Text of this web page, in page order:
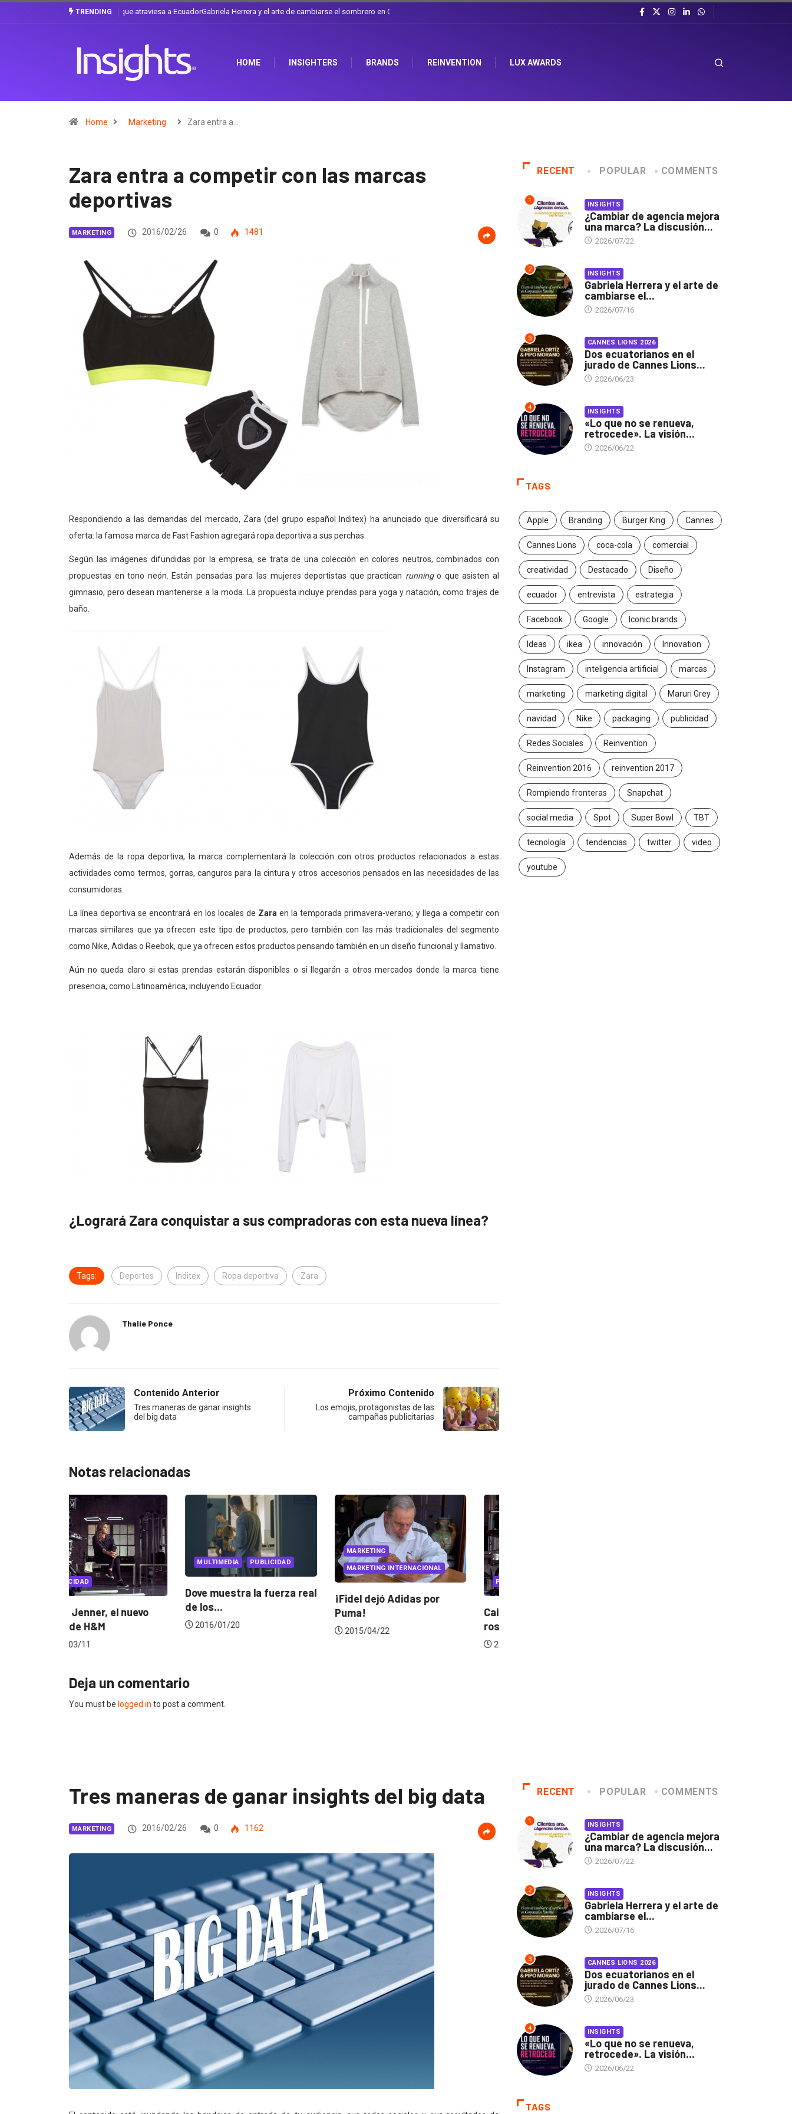
TRENDING Gabriela Herrera y el arte de cambiarse el sombrero en Corporación Favorita
HOME INSIGHTERS BRANDS REINVENTION LUX AWARDS
Home Marketing Zara entra a…
Zara entra a competir con las marcas
deportivas
MARKETING 2016/02/26 0 1481
Respondiendo a las demandas del mercado, Zara (del grupo español Inditex) ha anunciado que diversificará su
oferta: la famosa marca de Fast Fashion agregará ropa deportiva a sus perchas.
Según las imágenes difundidas por la empresa, se trata de una colección en colores neutros, combinados con
propuestas en tono neón. Están pensadas para las mujeres deportistas que practican runningo que asisten al
gimnasio, pero desean mantenerse a la moda. La propuesta incluye prendas para yoga y natación, como trajes de
baño.
Además de la ropa deportiva, la marca complementará la colección con otros productos relacionados a estas
actividades como termos, gorras, canguros para la cintura y otros accesorios pensados en las necesidades de las
consumidoras.
La línea deportiva se encontrará en los locales de Zara en la temporada primavera-verano; y llega a competir con
marcas similares que ya ofrecen este tipo de productos, pero también con las más tradicionales del segmento
como Nike, Adidas o Reebok, que ya ofrecen estos productos pensando también en un diseño funcional y llamativo.
Aún no queda claro si estas prendas estarán disponibles o si llegarán a otros mercados donde la marca tiene
presencia, como Latinoamérica, incluyendo Ecuador.
¿Logrará Zara conquistar a sus compradoras con esta nueva línea?
Tags: Deportes Inditex Ropa deportiva Zara
Thalie Ponce
Contenido Anterior
Tres maneras de ganar insights
del big data
Próximo Contenido
Los emojis, protagonistas de las
campañas publicitarias
Notas relacionadas
MULTIMEDIA PUBLICIDAD
Dove muestra la fuerza real
de los...
2016/01/20
MARKETING
MARKETING INTERNACIONAL
¡Fidel dejó Adidas por
Puma!
2015/04/22
PUBLICIDAD
rostro de H&M
Deja un comentario
You must be logged in to post a comment.
RECENT POPULAR COMMENTS
1 INSIGHTS
¿Cambiar de agencia mejora
una marca? La discusión...
2026/07/22
2 INSIGHTS
Gabriela Herrera y el arte de
cambiarse el...
2026/07/16
3 CANNES LIONS 2026
Dos ecuatorianos en el
jurado de Cannes Lions...
2026/06/23
4 INSIGHTS
«Lo que no se renueva,
retrocede». La visión...
2026/06/22
TAGS
Apple Branding Burger King Cannes
Cannes Lions coca-cola comercial
creatividad Destacado Diseño
ecuador entrevista estrategia
Facebook Google Iconic brands
Ideas ikea innovación Innovation
Instagram inteligencia artificial marcas
marketing marketing digital Maruri Grey
navidad Nike packaging publicidad
Redes Sociales Reinvention
Reinvention 2016 reinvention 2017
Rompiendo fronteras Snapchat
social media Spot Super Bowl TBT
tecnología tendencias twitter video
youtube
Tres maneras de ganar insights del big data
MARKETING 2016/02/26 0 1162
RECENT POPULAR COMMENTS
1 INSIGHTS
¿Cambiar de agencia mejora
una marca? La discusión...
2026/07/22
2 INSIGHTS
Gabriela Herrera y el arte de
cambiarse el...
2026/07/16
3 CANNES LIONS 2026
Dos ecuatorianos en el
jurado de Cannes Lions...
2026/06/23
4 INSIGHTS
«Lo que no se renueva,
retrocede». La visión...
2026/06/22
TAGS